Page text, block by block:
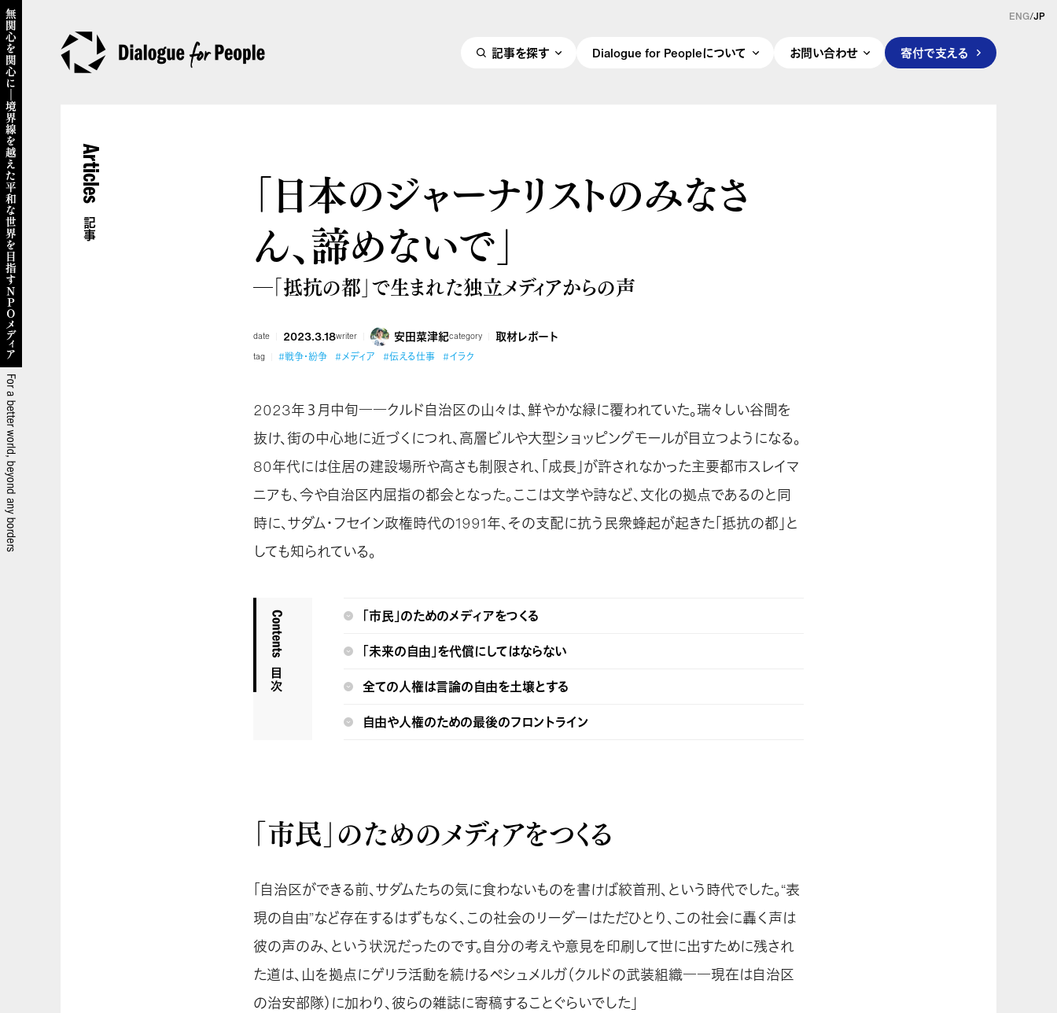
記事を探す Dialogue for Peopleについて お問い合わせ 寄付で支える
ENG/JP
Articles
記事
「日本のジャーナリストのみなさ
ん、諦めないで」
―「抵抗の都」で生まれた独立メディアからの声
date 2023.3.18writer 安田菜津紀category 取材レポート
tag #戦争・紛争 #メディア #伝える仕事 #イラク
2023年３月中旬――クルド自治区の山々は、鮮やかな緑に覆われていた。瑞々しい谷間を
抜け、街の中心地に近づくにつれ、高層ビルや大型ショッピングモールが目立つようになる。
80年代には住居の建設場所や高さも制限され、「成長」が許されなかった主要都市スレイマ
ニアも、今や自治区内屈指の都会となった。ここは文学や詩など、文化の拠点であるのと同
時に、サダム・フセイン政権時代の1991年、その支配に抗う民衆蜂起が起きた「抵抗の都」と
しても知られている。
「市民」のためのメディアをつくる
「未来の自由」を代償にしてはならない
全ての人権は言論の自由を土壌とする
自由や人権のための最後のフロントライン
「市民」のためのメディアをつくる
「自治区ができる前、サダムたちの気に食わないものを書けば絞首刑、という時代でした。“表
現の自由”など存在するはずもなく、この社会のリーダーはただひとり、この社会に轟く声は
彼の声のみ、という状況だったのです。自分の考えや意見を印刷して世に出すために残され
た道は、山を拠点にゲリラ活動を続けるペシュメルガ（クルドの武装組織――現在は自治区
の治安部隊）に加わり、彼らの雑誌に寄稿することぐらいでした」